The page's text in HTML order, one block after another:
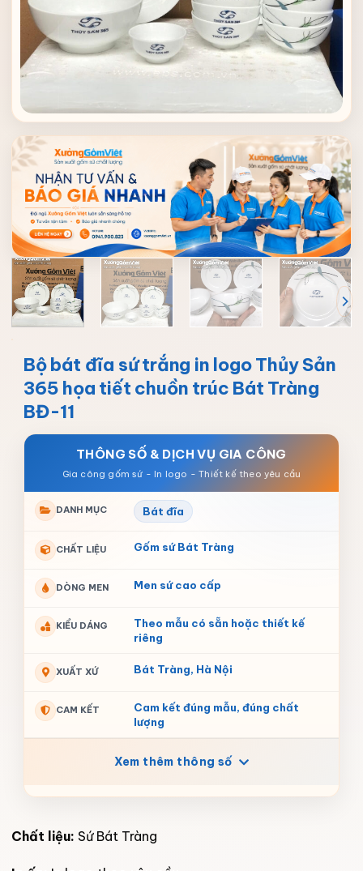
Bộ bát đĩa sứ trắng in logo Thủy Sản
365 họa tiết chuồn trúc Bát Tràng
BĐ-11
THÔNG SỐ & DỊCH VỤ GIA CÔNG
DANH MỤC Bát đĩa
CHẤT LIỆU Gốm sứ Bát Tràng
DÒNG MEN Men sứ cao cấp
KIỂU DÁNG
Theo mẫu có sẵn hoặc thiết kế
riêng
XUẤT XỨ Bát Tràng, Hà Nội
CAM KẾT
Cam kết đúng mẫu, đúng chất
lượng
Xem thêm thông số
Chất liệu: Sứ Bát Tràng